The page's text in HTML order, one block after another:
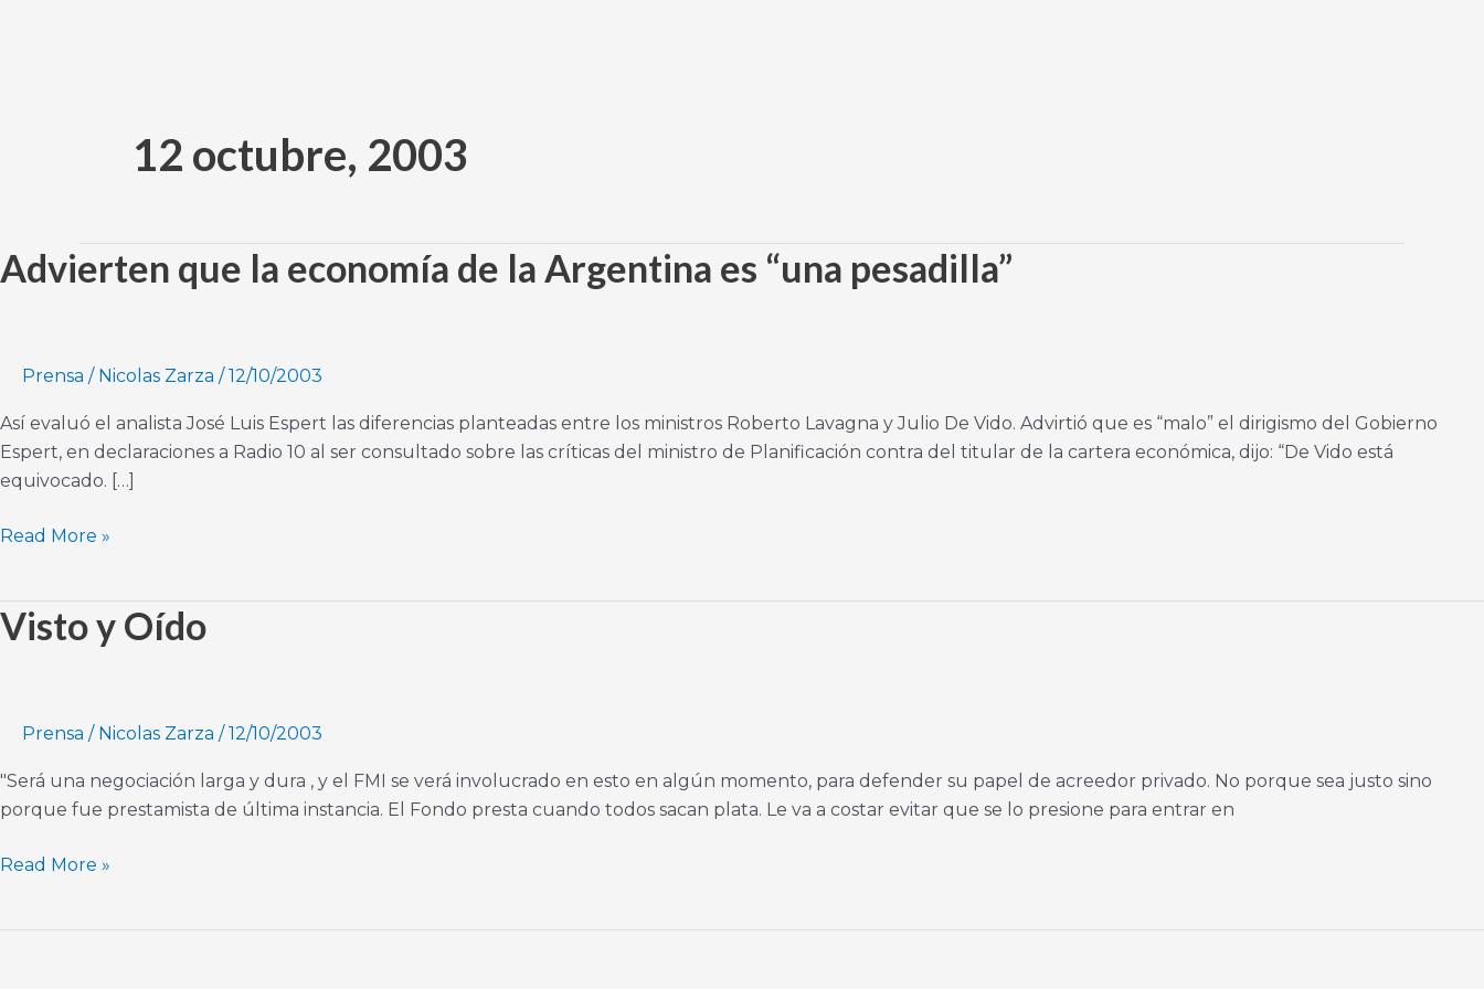
12 octubre, 2003
Advierten que la economía de la Argentina es “una pesadilla”
Prensa / Nicolas Zarza /12/10/2003
Así evaluó el analista José Luis Espert las diferencias planteadas entre los ministros Roberto Lavagna y Julio De Vido. Advirtió que es “malo” el dirigismo del Gobierno
Espert, en declaraciones a Radio 10 al ser consultado sobre las críticas del ministro de Planificación contra del titular de la cartera económica, dijo: “De Vido está
equivocado. […]
Advierten
que
Argentina
es
“una
Read More »
Visto y Oído
Prensa / Nicolas Zarza /12/10/2003
"Será una negociación larga y dura , y el FMI se verá involucrado en esto en algún momento, para defender su papel de acreedor privado. No porque sea justo sino
porque fue prestamista de última instancia. El Fondo presta cuando todos sacan plata. Le va a costar evitar que se lo presione para entrar en
Visto
Read More »